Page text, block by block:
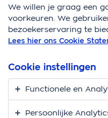
Reisverzekering
tips voor
in je
We willen je graag een
voorkeuren. We
bezoekerservaring te
Lees hier ons Cookie
Cookie instellingen
Functionele en
Persoonlijke